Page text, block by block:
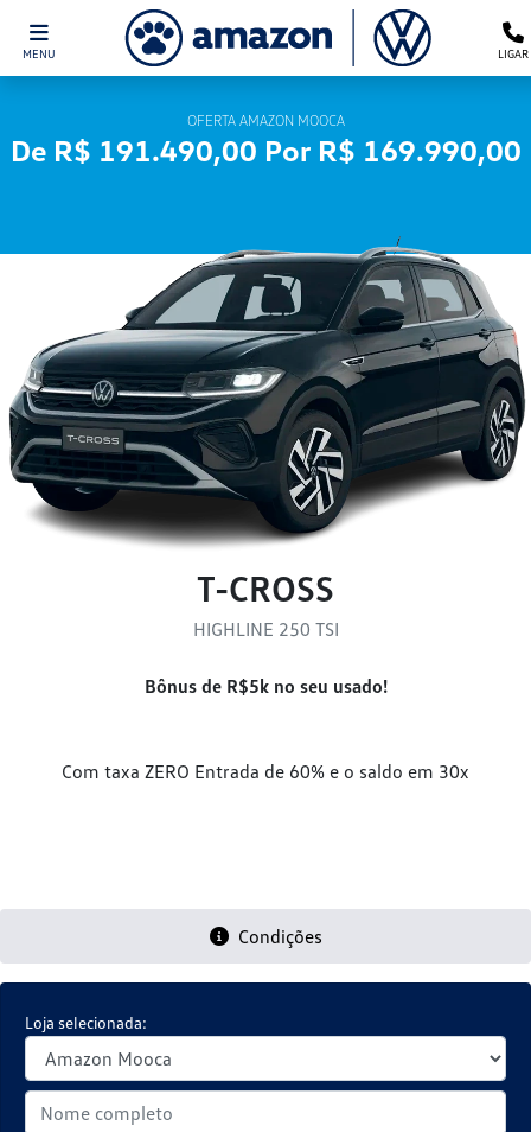
MENU LIGAR
OFERTA AMAZON MOOCA
De R$ 191.490,00 Por R$ 169.990,00
T-CROSS
HIGHLINE 250 TSI
Bônus de R$5k no seu usado!
Com taxa ZERO Entrada de 60% e o saldo em 30x
Condições
Loja selecionada: